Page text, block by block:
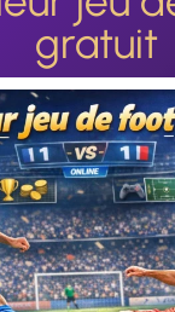
gratuit